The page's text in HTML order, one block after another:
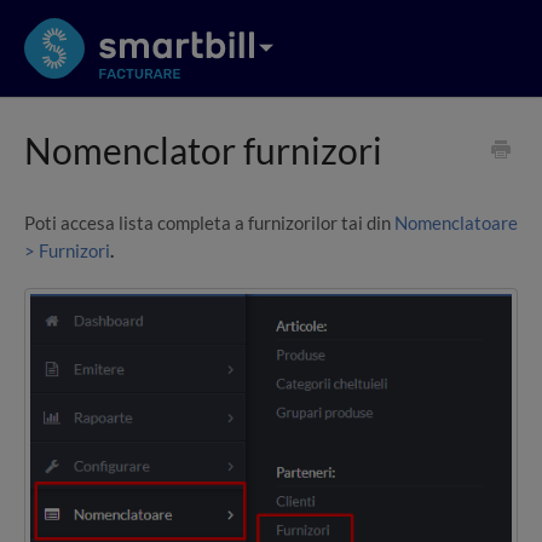
Nomenclator furnizori
Poti accesa lista completa a furnizorilor tai din Nomenclatoare
> Furnizori.